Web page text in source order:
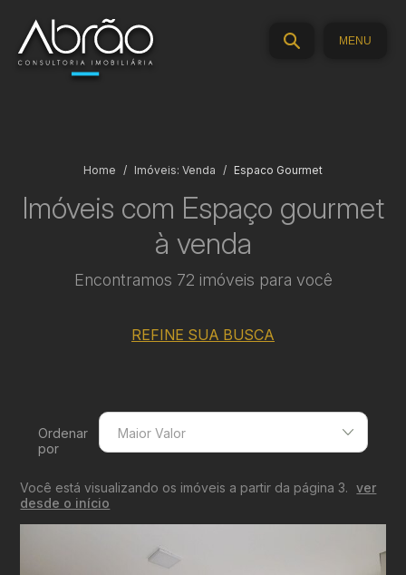
MENU
Home Imóveis: Venda Espaco Gourmet
Imóveis com Espaço gourmet
à venda
Encontramos 72 imóveis para você
REFINE SUA BUSCA
Ordenar
por
Maior Valor
Maior Valor
Menor Área
Maior Área
Você está visualizando os imóveis a partir da página 3.
ver
desde o início